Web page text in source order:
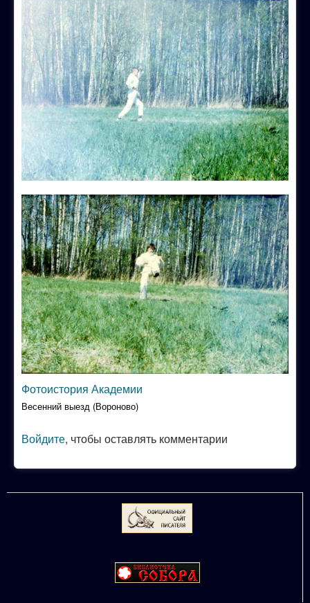
Фотоистория Академии
Весенний выезд (Вороново)
Войдите, чтобы оставлять комментарии